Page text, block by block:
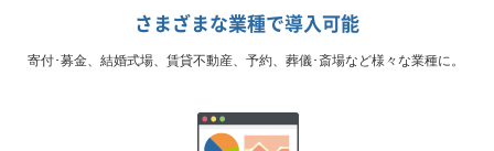
さまざまな業種で導入可能
寄付･募金、結婚式場、賃貸不動産、予約、葬儀･斎場など様々な業種に。